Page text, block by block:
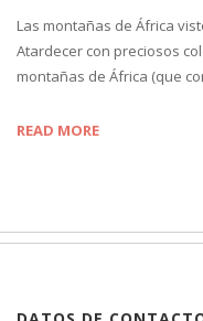
Las montañas de África
Atardecer con preciosos
montañas de África (que
READ MORE